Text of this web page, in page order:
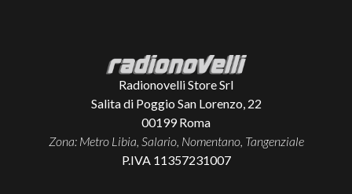
Radionovelli Store Srl
Salita di Poggio San Lorenzo, 22
00199 Roma
Zona: Metro Libia, Salario, Nomentano, Tangenziale
P.IVA 11357231007